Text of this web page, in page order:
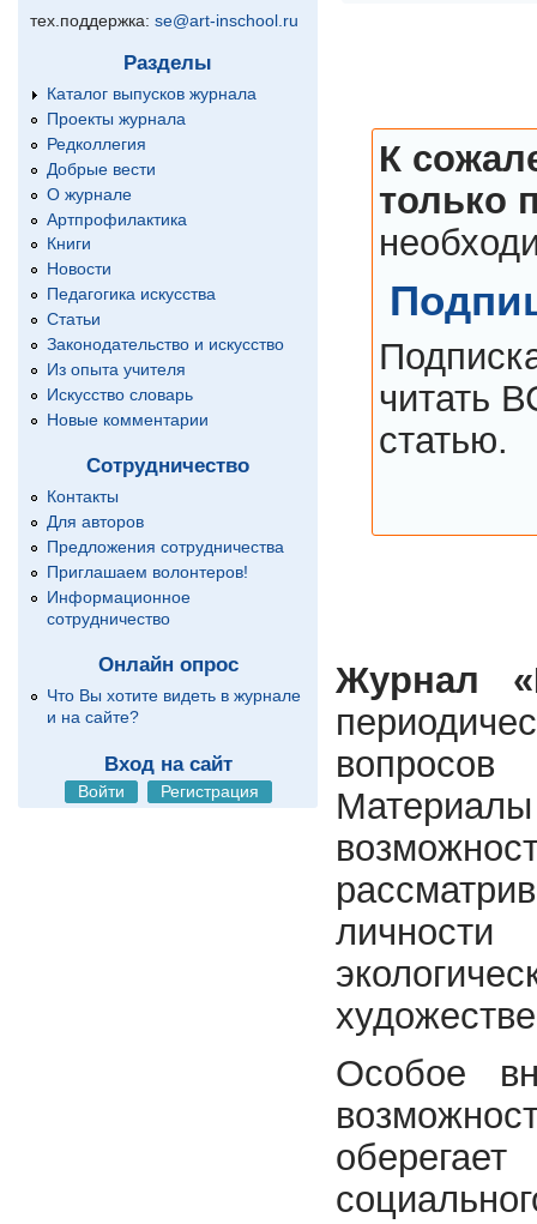
тех.поддержка: se@art-inschool.ru
Разделы
Каталог выпусков журнала
Проекты журнала
Редколлегия
Добрые вести
О журнале
Артпрофилактика
Книги
Новости
Педагогика искусства
Статьи
Законодательство и искусство
Из опыта учителя
Искусство словарь
Новые комментарии
Сотрудничество
Контакты
Для авторов
Предложения сотрудничества
Приглашаем волонтеров!
Информационное
сотрудничество
Онлайн опрос
Что Вы хотите видеть в журнале
и на сайте?
Вход на сайт
Войти Регистрация
К
только
читать
статью.
Журнал
вопросов
Особое